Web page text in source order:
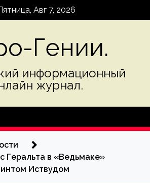
Авг 7, 2026
Гении.
информационный
журнал.
Геральта в «Ведьмаке»
Иствудом